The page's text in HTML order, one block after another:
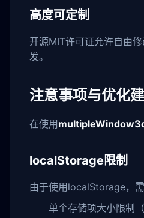
高度可定制
开源MIT许可证允许自由
发。
注意事项与优化
在使用
localStorage限制
由于使用localStorage，需
单个存储项大小限制